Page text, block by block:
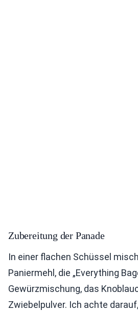
Zubereitung der Panade
In einer flachen Schüssel
Paniermehl, die „Everything
Gewürzmischung, das
Zwiebelpulver. Ich achte